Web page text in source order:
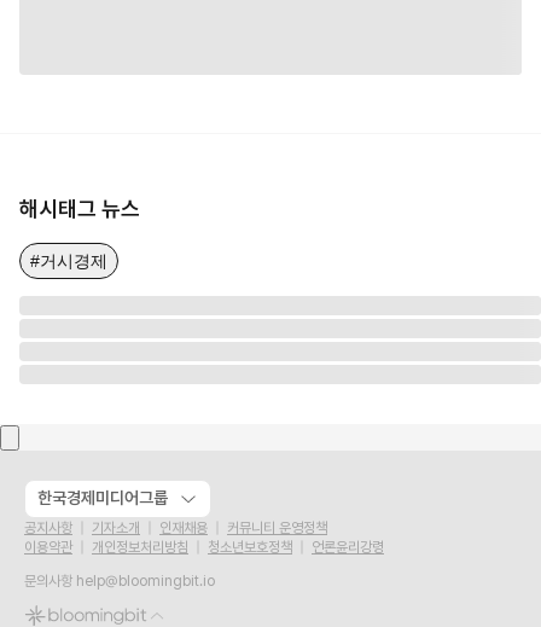
해시태그 뉴스
#거시경제
한국경제미디어그룹
공지사항 기자소개 인재채용
커뮤니티 운영정책
이용약관
개인정보처리방침 청소년보호정책
언론윤리강령
문의사항 help@bloomingbit.io